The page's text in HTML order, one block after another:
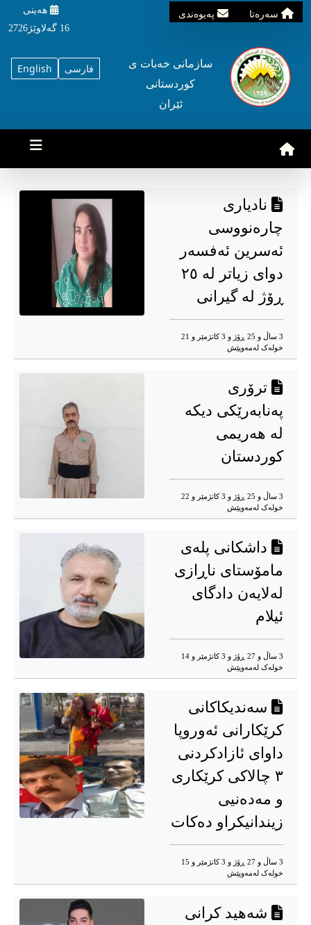
سه‌ره‌تا په‌یوه‌ندی
هه‌ینی
16 گه‌لاوێژ2726
English فارسی
سازمانی خه‌بات ی
کوردستانی
ئێران
نادیاری
چارەنووسی
ئەسرین ئەفسەر
دوای زیاتر لە ٢٥
ڕۆژ لە گیرانی
3 ساڵ و 25 ڕۆژ و 3 کاتژمێر و 21
خوله‌ک له‌مه‌وپێش‌
ترۆری
پەنابەرێکی دیکە
لە هەریمی
کوردستان
3 ساڵ و 25 ڕۆژ و 3 کاتژمێر و 22
خوله‌ک له‌مه‌وپێش‌
داشکانی پلەی
مامۆستای ناڕازی
لەلایەن دادگای
ئیلام
3 ساڵ و 27 ڕۆژ و 3 کاتژمێر و 14
خوله‌ک له‌مه‌وپێش‌
سەندیکاکانی
کرێکارانی ئەوروپا
داوای ئازادکردنی
٣ چالاکی کرێکاری
و مەدەنیی
زیندانیکراو دەکات
3 ساڵ و 27 ڕۆژ و 3 کاتژمێر و 15
خوله‌ک له‌مه‌وپێش‌
شەهید کرانی